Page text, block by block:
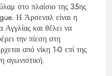
στο πλαίσιο της 35ης
Η Άρσεναλ είναι η
και θέλει να
την πίεση στη
από νίκη 1-0 επί της
αγωνιστική.